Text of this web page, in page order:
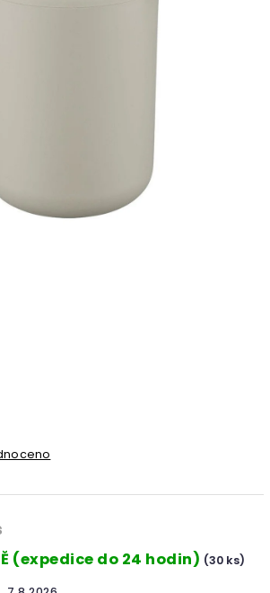
(expedice do 24 hodin) (30 ks)